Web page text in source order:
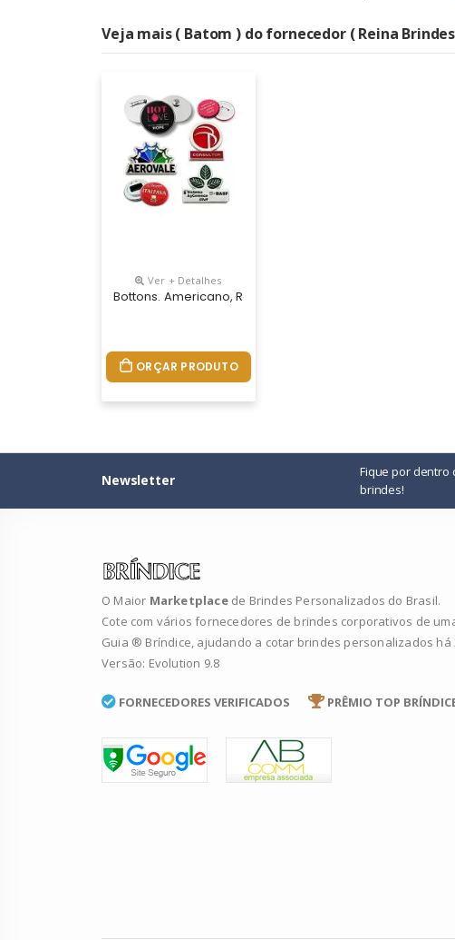
Veja mais ( Batom ) do fornecedor ( Reina
Ver + Detalhes
Bottons. Americano, Resinado, E Relevo.
ORÇAR PRODUTO
Newsletter
Fique por dentro
brindes!
O Maior Marketplace de Brindes Personalizados do Brasil.
Cote com vários fornecedores de brindes corporativos de
Guia ® Bríndice, ajudando a cotar brindes personalizados há
Versão: Evolution 9.8
FORNECEDORES VERIFICADOS PRÊMIO TOP